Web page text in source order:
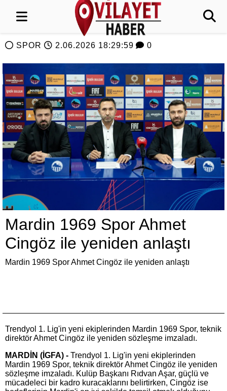
SPOR 2.06.2026 18:29:59 0
Mardin 1969 Spor Ahmet
Cingöz ile yeniden anlaştı
Mardin 1969 Spor Ahmet Cingöz ile yeniden anlaştı
Trendyol 1. Lig'in yeni ekiplerinden Mardin 1969 Spor, teknik
direktör Ahmet Cingöz ile yeniden sözleşme imzaladı.
MARDİN (İGFA) - Trendyol 1. Lig'in yeni ekiplerinden
Mardin 1969 Spor, teknik direktör Ahmet Cingöz ile yeniden
sözleşme imzaladı. Kulüp Başkanı Rıdvan Aşar, güçlü ve
mücadeleci bir kadro kuracaklarını belirtirken, Cingöz ise